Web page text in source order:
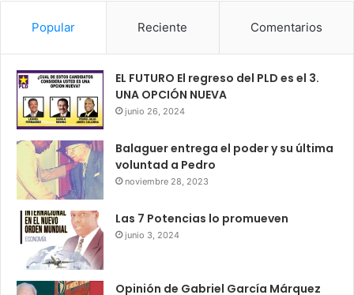
Popular Reciente Comentarios
EL FUTURO El regreso del PLD es el 3.
UNA OPCIÓN NUEVA
junio 26, 2024
Balaguer entrega el poder y su última
voluntad a Pedro
noviembre 28, 2023
Las 7 Potencias lo promueven
junio 3, 2024
Opinión de Gabriel García Márquez